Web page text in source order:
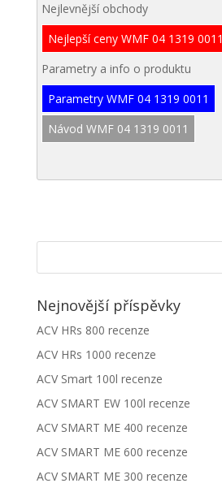
Nejlevnější obchody
Nejlepší ceny WMF 04 1319 0011
Parametry a info o produktu
Parametry WMF 04 1319 0011
Návod WMF 04 1319 0011
Nejnovější příspěvky
ACV HRs 800 recenze
ACV HRs 1000 recenze
ACV Smart 100l recenze
ACV SMART EW 100l recenze
ACV SMART ME 400 recenze
ACV SMART ME 600 recenze
ACV SMART ME 300 recenze